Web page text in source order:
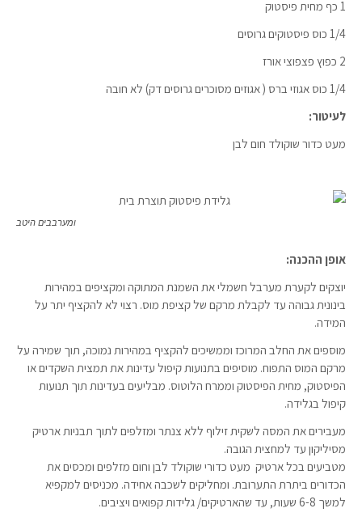
1 כף מחית פיסטוק
1/4 כוס פיסטוקים גרוסים
2 כפוץ פצפוצי אורז
1/4 כוס אגוזי ברס ( אגוזים מסוכרים גרוסים דק) לא חובה
לעיטור:
מעט כדור שוקולד חום לבן
ומערבבים היטב
אופן ההכנה:
יוצקים לקערת מערבל חשמלי את השמנת המתוקה ומקציפים במהירות
בינונית גבוהה עד לקבלת מרקם של קציפת מוס. רצוי לא להקציף יתר על
המידה.
מוספים את החלב המרוכז וממשיכים להקציף במהירות נמוכה, תוך שמירה על
מרקם המוס התפוח. מוסיפים בתנועות קיפול עדינות את תמצית השקדים או
הפיסטוק, מחית הפיסטוק וממרח הלוטוס. מבליעים בעדינות תוך תנועות
קיפול בגלידה.
מעבירים את המסה לשקית זילוף ללא צנתר ומזלפים לתוך תבניות ארטיק
מסיליקון עד למחצית הגובה.
מטביעים בכל ארטיק מעט כדורי שוקולד לבן וחום מזלפים ומכסים את
הכדורים ביתרת התערובת. ומחליקים לשכבה אחידה. מכניסים למקפיא
למשך 6-8 שעות, עד שהארטיקים/ גלידות קפואים ויציבים.